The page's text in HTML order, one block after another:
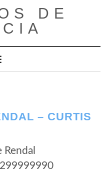
DE
modo de navegación
– CURTIS